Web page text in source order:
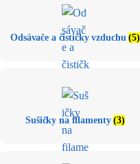
Odsávače a čističky vzduchu(5)
Sušičky na filamenty(3)